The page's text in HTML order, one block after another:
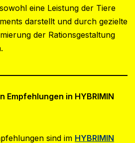
eine Leistung der Tiere
darstellt und durch gezielte
der Rationsgestaltung
Empfehlungen in HYBRIMIN
sind im HYBRIMIN